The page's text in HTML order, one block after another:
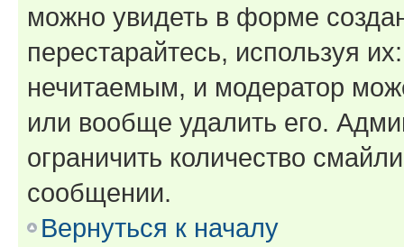
можно увидеть в форме
перестарайтесь, используя
нечитаемым, и модератор
или вообще удалить его.
ограничить количество
сообщении.
Вернуться к началу